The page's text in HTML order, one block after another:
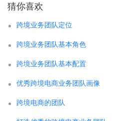
猜你喜欢
跨境业务团队定位
跨境业务团队基本角色
跨境业务团队基本配置
优秀跨境电商业务团队画像
跨境电商的团队